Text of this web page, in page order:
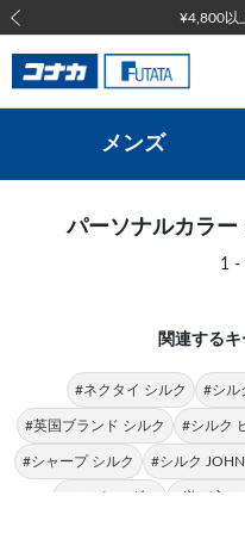
¥4,800以
前の画像
メンズ
パーソナルカラー
1 -
関連する
#ネクタイ シルク #シル
#英国ブランド シルク #シルク
#シャープ シルク #シルク
#シルク モダン #遊び心 シ